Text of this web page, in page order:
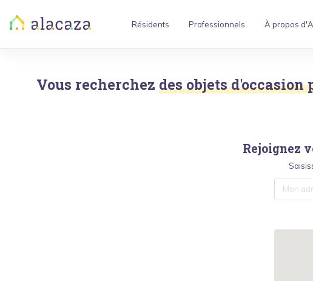
Résidents Professionnels À propos
Vous recherchez des objets
Rejoignez